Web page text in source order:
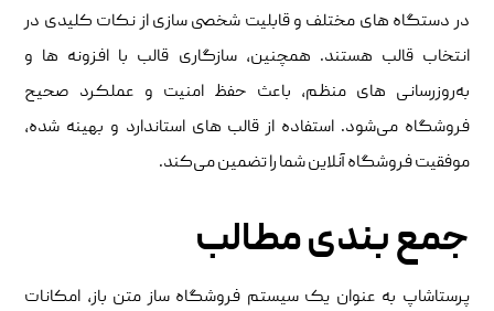
در دستگاه ‌های مختلف و قابلیت شخصی‌ سازی از نکات کلیدی در
انتخاب قالب هستند. همچنین، سازگاری قالب با افزونه ‌ها و
به‌روزرسانی‌ های منظم، باعث حفظ امنیت و عملکرد صحیح
فروشگاه می‌شود. استفاده از قالب‌ های استاندارد و بهینه شده،
موفقیت فروشگاه آنلاین شما را تضمین می‌کند.
جمع بندی مطالب
پرستاشاپ به ‌عنوان یک سیستم فروشگاه‌ ساز متن ‌باز، امکانات